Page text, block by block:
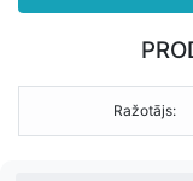
Ražotājs: